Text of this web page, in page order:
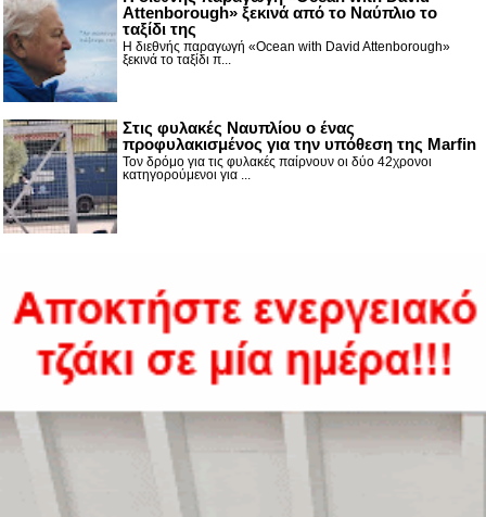
Attenborough» ξεκινά από το Ναύπλιο το
ταξίδι της
Η διεθνής παραγωγή «Ocean with David Attenborough»
ξεκινά το ταξίδι π...
Στις φυλακές Ναυπλίου ο ένας
προφυλακισμένος για την υπόθεση της Marfin
Τον δρόμο για τις φυλακές παίρνουν οι δύο 42χρονοι
κατηγορούμενοι για ...